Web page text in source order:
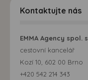
Kontaktujte nás
EMMA Agency spol.
cestovní kancelář
Kozí 10, 602 00 Brno
+420 542 214 343